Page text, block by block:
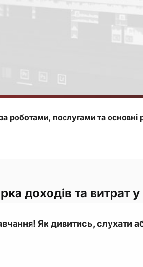
роботами, послугами та основні
доходів та витрат у
Як дивитись, слухати